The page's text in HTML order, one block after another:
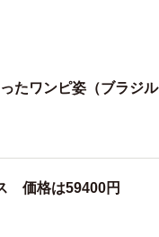
たワンピ姿（ブラジル
価格は59400円